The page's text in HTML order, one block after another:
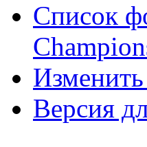
Список
Версия